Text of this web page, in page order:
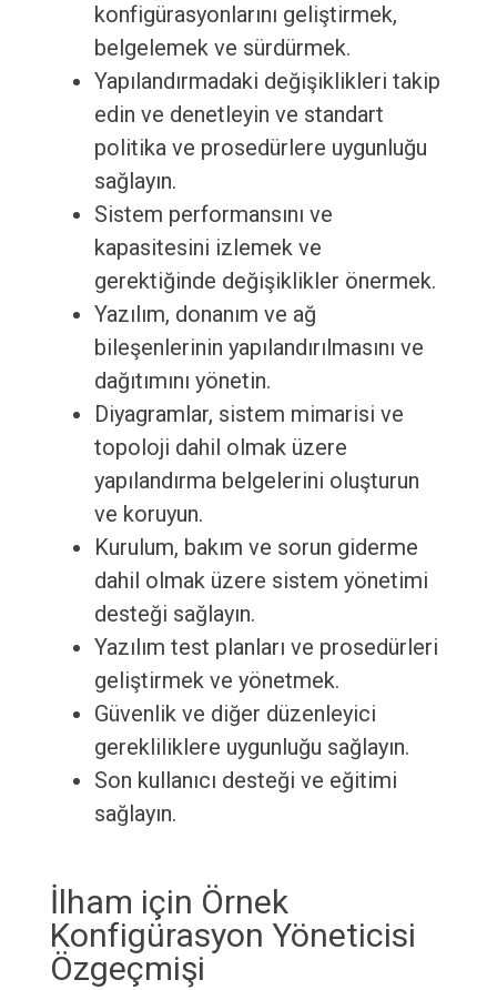
konfigürasyonlarını geliştirmek,
belgelemek ve sürdürmek.
Yapılandırmadaki değişiklikleri takip
edin ve denetleyin ve standart
politika ve prosedürlere uygunluğu
sağlayın.
Sistem performansını ve
kapasitesini izlemek ve
gerektiğinde değişiklikler önermek.
Yazılım, donanım ve ağ
bileşenlerinin yapılandırılmasını ve
dağıtımını yönetin.
Diyagramlar, sistem mimarisi ve
topoloji dahil olmak üzere
yapılandırma belgelerini oluşturun
ve koruyun.
Kurulum, bakım ve sorun giderme
dahil olmak üzere sistem yönetimi
desteği sağlayın.
Yazılım test planları ve prosedürleri
geliştirmek ve yönetmek.
Güvenlik ve diğer düzenleyici
gerekliliklere uygunluğu sağlayın.
Son kullanıcı desteği ve eğitimi
sağlayın.
İlham için Örnek
Konfigürasyon Yöneticisi
Özgeçmişi